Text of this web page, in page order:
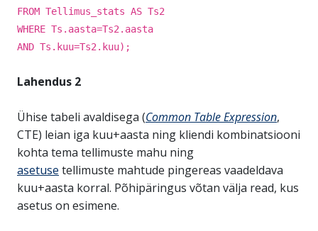
FROM Tellimus_stats AS Ts2
WHERE Ts.aasta=Ts2.aasta
AND Ts.kuu=Ts2.kuu);
Lahendus 2
Ühise tabeli avaldisega (Common Table Expression,
CTE) leian iga kuu+aasta ning kliendi kombinatsiooni
kohta tema tellimuste mahu ning
asetuse tellimuste mahtude pingereas vaadeldava
kuu+aasta korral. Põhipäringus võtan välja read, kus
asetus on esimene.